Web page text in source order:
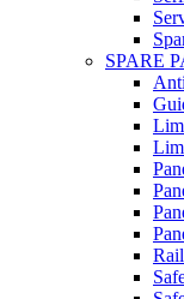
SPARE